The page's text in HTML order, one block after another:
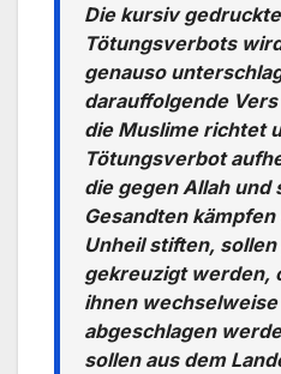
Die kursiv
Tötungsverbots
genauso
darauffolgende
die Muslime richtet
Tötungsverbot
die gegen Allah und
Gesandten
Unheil stiften,
gekreuzigt werden,
ihnen wechselweise
abgeschlagen
sollen aus dem